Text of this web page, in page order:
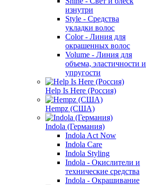
изнутри
Style - Средства
укладки волос
Color - Линия для
окрашенных волос
Volume - Линия для
объема, эластичности и
упругости
Help Is Here (Россия)
Hempz (США)
Indola (Германия)
Indola Act Now
Indola Care
Indola Styling
Indola - Окислители и
технические средства
Indola - Окрашивание